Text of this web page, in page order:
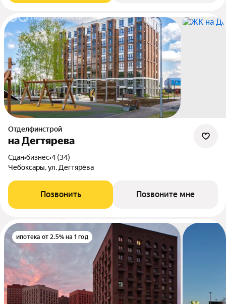
Отделфинстрой
на Дегтярева
Сдан•бизнес•4 (34)
Чебоксары, ул. Дегтярёва
Позвонить Позвоните мне
ипотека от 2.5% на 1 год